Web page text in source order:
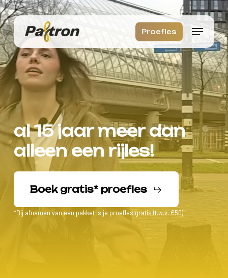
Skip
to
main
content
Proefles Menu
al 15 jaar meer dan
alleeneenrijles!
Boek gratis* proefles
*Bij afnamen van een pakket is je proefles gratis (t.w.v. €50)
Close
Menu